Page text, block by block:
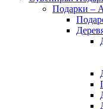
Подарки –